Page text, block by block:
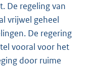
De regeling van
vrijwel geheel
De regering
vooral voor het
door ruime